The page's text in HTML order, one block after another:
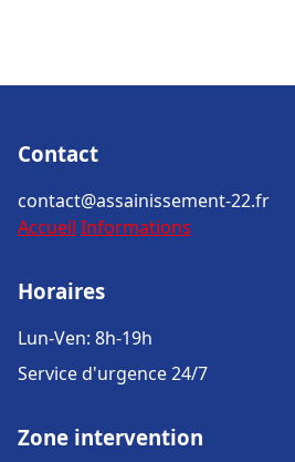
Contact
contact@assainissement-22.fr
Accueil Informations
Horaires
Lun-Ven: 8h-19h
Service d'urgence 24/7
Zone intervention